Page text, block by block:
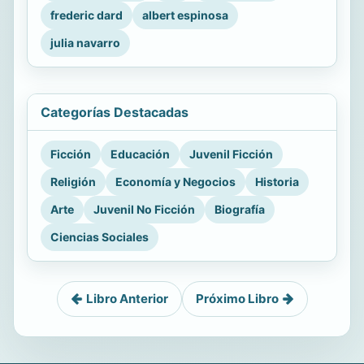
frederic dard
albert espinosa
julia navarro
Categorías Destacadas
Ficción Educación
Juvenil Ficción
Religión
Economía y Negocios
Historia
Arte
Juvenil No Ficción
Biografía
Ciencias Sociales
Libro Anterior Próximo Libro